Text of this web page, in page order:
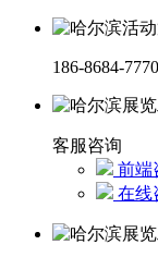
186-8684-7770
客服咨询
前端
在线